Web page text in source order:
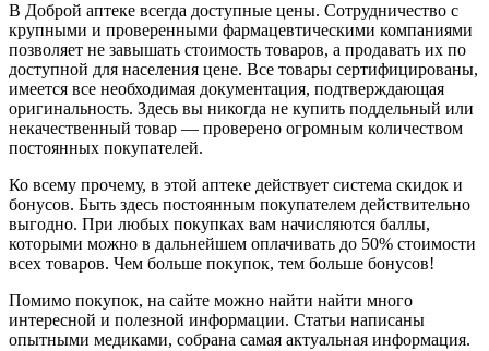
В Доброй аптеке всегда доступные цены. Сотрудничество с
крупными и проверенными фармацевтическими компаниями
позволяет не завышать стоимость товаров, а продавать их по
доступной для населения цене. Все товары сертифицированы,
имеется все необходимая документация, подтверждающая
оригинальность. Здесь вы никогда не купить поддельный или
некачественный товар — проверено огромным количеством
постоянных покупателей.
Ко всему прочему, в этой аптеке действует система скидок и
бонусов. Быть здесь постоянным покупателем действительно
выгодно. При любых покупках вам начисляются баллы,
которыми можно в дальнейшем оплачивать до 50% стоимости
всех товаров. Чем больше покупок, тем больше бонусов!
Помимо покупок, на сайте можно найти найти много
интересной и полезной информации. Статьи написаны
опытными медиками, собрана самая актуальная информация.